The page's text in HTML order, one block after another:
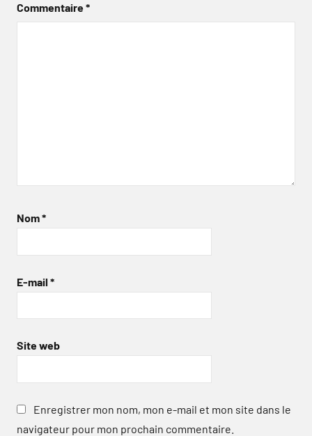
Commentaire*
Nom*
E-mail *
Site web
Enregistrer mon nom, mon e-mail et mon site dans le
navigateur pour mon prochain commentaire.